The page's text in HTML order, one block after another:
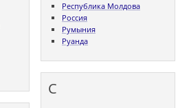
Республика Молдова
Россия
Румыния
Руанда
С